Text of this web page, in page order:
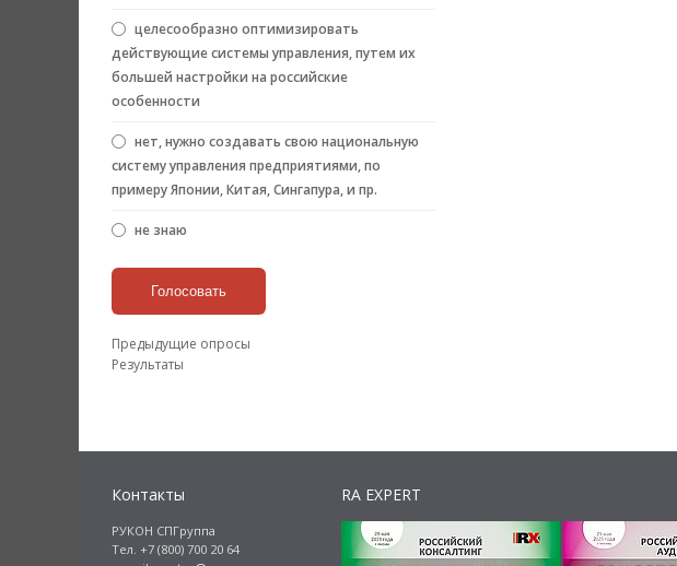
целесообразно оптимизировать
действующие системы управления, путем их
большей настройки на российские
особенности
нет, нужно создавать свою национальную
систему управления предприятиями, по
примеру Японии, Китая, Сингапура, и пр.
не знаю
Предыдущие опросы
Результаты
Контакты
РУКОН СПГруппа
Тел. +7 (800) 700 20 64
RA EXPERT